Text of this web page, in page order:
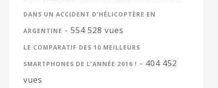
DANS UN ACCIDENT D’HÉLICOPTÈRE EN
ARGENTINE - 554 528 vues
LE COMPARATIF DES 10 MEILLEURS
SMARTPHONES DE L’ANNÉE 2016 ! - 404 452
vues